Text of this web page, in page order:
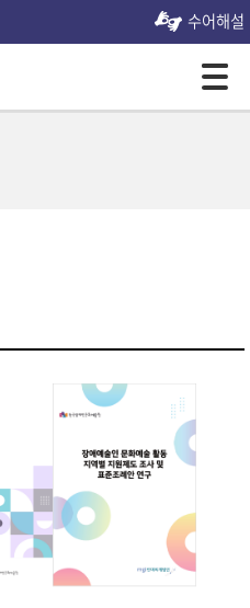
수어해설